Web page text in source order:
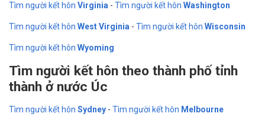
Tìm người kết hôn Virginia - Tìm người kết hôn Washington
Tìm người kết hôn West Virginia - Tìm người kết hôn Wisconsin
Tìm người kết hôn Wyoming
Tìm người kết hôn theo thành phố tỉnh
thành ở nước Úc
Tìm người kết hôn Sydney - Tìm người kết hôn Melbourne